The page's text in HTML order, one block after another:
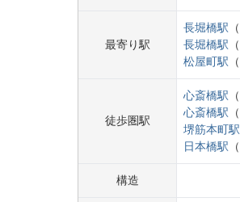
最寄り駅
長堀橋駅 （
長堀橋駅 （
松屋町駅 （
徒歩圏駅
心斎橋駅 （
心斎橋駅 （
堺筋本町駅
日本橋駅 （
構造